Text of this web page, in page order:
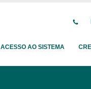
ACESSO AO SISTEMA